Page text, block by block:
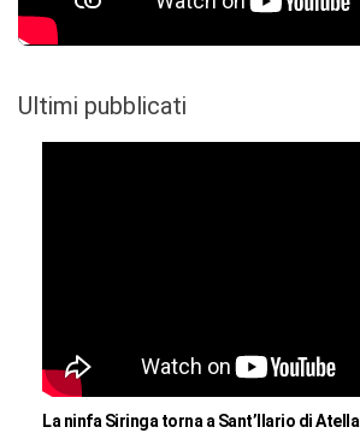
Ultimi pubblicati
La ninfa Siringa torna a Sant’Ilario di Atella